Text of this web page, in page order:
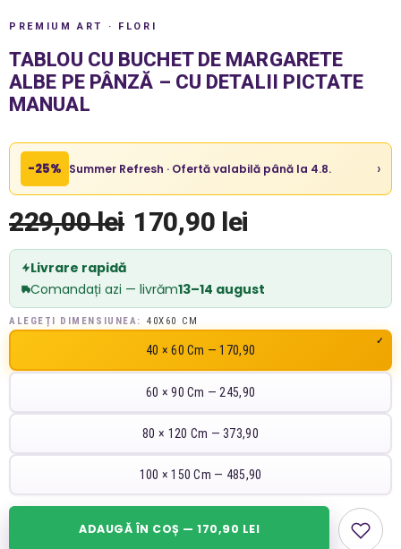
PREMIUM ART · FLORI
TABLOU CU BUCHET DE MARGARETE
ALBE PE PÂNZĂ – CU DETALII PICTATE
MANUAL
-25% Summer Refresh · Ofertă valabilă până la 4.8. ›
229,00 lei 170,90 lei
Livrare rapidă
Comandați azi — livrăm13–14 august
ALEGEȚI DIMENSIUNEA: 40X60 CM
40 × 60 Cm — 170,90
60 × 90 Cm — 245,90
80 × 120 Cm — 373,90
100 × 150 Cm — 485,90
ADAUGĂ ÎN COȘ — 170,90 LEI